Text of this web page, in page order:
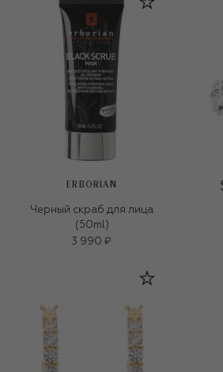
ERBORIAN
Черный скраб для лица
(50ml)
3 990 ₽